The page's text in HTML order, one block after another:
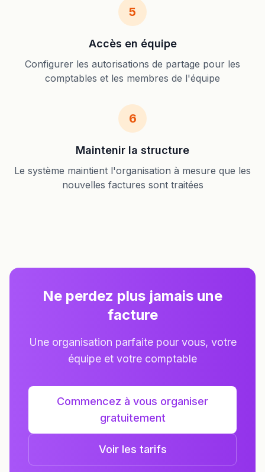
5
Accès en équipe
Configurer les autorisations de partage pour les
comptables et les membres de l'équipe
6
Maintenir la structure
Le système maintient l'organisation à mesure que les
nouvelles factures sont traitées
Ne perdez plus jamais une
facture
Une organisation parfaite pour vous, votre
équipe et votre comptable
Commencez à vous organiser
gratuitement
Voir les tarifs